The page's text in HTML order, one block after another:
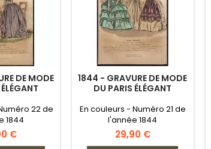
DE MODE
22 de
1844
€
1844 - GRAVURE DE MODE
DU PARIS ÉLÉGANT
En couleurs - Numéro 21 de
l'année 1844
Prix
29,90 €